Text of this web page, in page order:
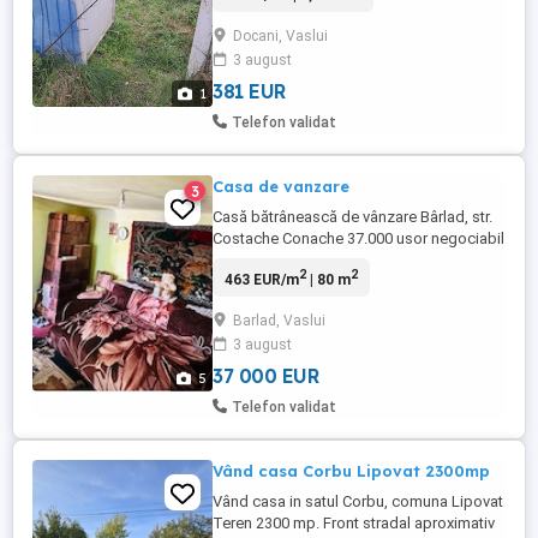
1
aproximativ 3.000 mp, cu deschidere bună
și acces facil. Pe teren se află o casă mare
și spațioasă, ideală pentru o familie ...
Docani, Vaslui
3 august
381 EUR
Telefon validat
5
3 Casa de vanzare
Casă bătrânească de vânzare Bârlad, str.
Costache Conache 37.000 usor negociabil
situată într-o zonă bună din Bârlad, pe
supermarketuri și puncte de interes. Teren
cu suprafață de 292 mp Utilități existente:
...
463 EUR/m2| 80 m2
Barlad, Vaslui
3 august
37 000 EUR
Telefon validat
Vând casa Corbu Lipovat 2300mp
Vând casa in satul Corbu, comuna Lipovat
Teren 2300 mp. Front stradal aproximativ